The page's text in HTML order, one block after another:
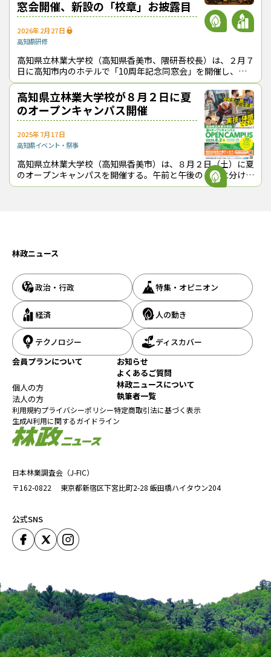
トイレカーの内部
同校は今年度（2025年度）、四国森林管理局が管轄する国有林で
の下刈り実習や、北川村の村有林における皆伐実習なども予定し
ている。担当者は、「県内の様々な現場でトイレカーが活用でき
ることを示していきたい」と話している。
（トップ画像＝自走式の水洗トイレカー）
トイレカー 高知県立林業大学校
『林政ニュース』編集部
おかげさまで、1994年の創刊から32年目に
となり、最新の耳寄り情報をお届けしてまい
ります。
窓会開催、新設の「校章」お披露目
2026年2月27日
高知県研修
高知県立林業大学校（高知県香美市、隈研吾校長）は、２月７
日に高知市内のホテルで「10周年記念同窓会」を開催し、新
たにつくった「校章」のお披露目を行った。 高知県立林業大
学校の「校章」 同
高知県立林業大学校が８月２日に夏
のオープンキャンパス開催
2025年7月17日
高知県イベント・祭事
高知県立林業大学校（高知県香美市）は、８月２日（土）に夏
のオープンキャンパスを開催する。午前と午後の２回に分け
て、学校説明の後、チェーンソーや林業機械などの実演見学、
日本林業調査会（J-FIC）
〒162-0822
東京都新宿区下宮比町2-28 飯田橋ハイタウン204
公式SNS
林政ニュース
政治・行政 特集・オピニオン
経済 人の動き
テクノロジー
ディスカバー
会員プランについて
個人の方
法人の方
お知らせ
よくあるご質問
林政ニュースについて
執筆者一覧
利用規約プライバシーポリシー特定商取引法に基づく表示
生成AI利用に関するガイドライン